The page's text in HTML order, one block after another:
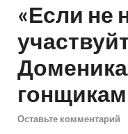
«Если не
Оставьте комментарий